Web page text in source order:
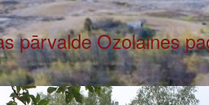
pārvalde Ozolaines